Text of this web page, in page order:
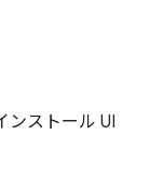
ンストール UI